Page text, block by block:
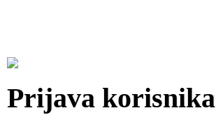
Prijava korisnika